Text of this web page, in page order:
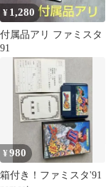
¥ 1,280
付属品アリ ファミスタ
91
¥980
箱付き！ファミスタ'91